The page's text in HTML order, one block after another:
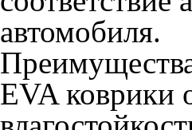
автомобиля.
EVA коврики